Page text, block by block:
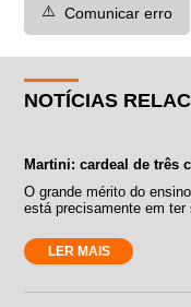
⚠️ Comunicar erro
NOTÍCIAS
Martini: cardeal de três
O grande mérito do
está precisamente em
LER MAIS